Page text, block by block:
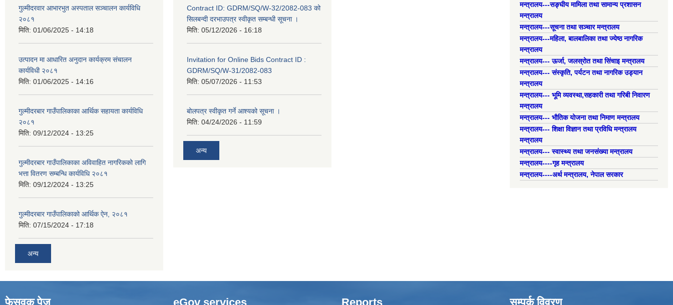
गुल्मीदरवार आभारभुत अस्पताल सञ्चालन कार्यविधि
२०८१
मिति: 01/06/2025 - 14:18
उत्पादन मा आधारित अनुदान कार्यक्रम संचालन
कार्यविधी २०८१
मिति: 01/06/2025 - 14:16
गुल्मीदरबार गाउँपालिकाका आर्थिक सहायता कार्यविधि
२०८१
मिति: 09/12/2024 - 13:25
गुल्मीदरबार गाउँपालिकाका अविवाहित नागरिकको लागि
भत्ता वितरण सम्बन्धि कार्यविधि २०८१
मिति: 09/12/2024 - 13:25
गुल्मीदरबार गाउँपालिकाको आर्थिक ऐन, २०८१
मिति: 07/15/2024 - 17:18
अन्य
Contract ID: GDRM/SQ/W-32/2082-083 को
सिलबन्दी दरभाउपत्र स्वीकृत सम्बन्धी सूचना ।
मिति: 05/12/2026 - 16:18
Invitation for Online Bids Contract ID :
GDRM/SQ/W-31/2082-083
मिति: 05/07/2026 - 11:53
बोलपत्र स्वीकृत गर्ने आश्यको सूचना ।
मिति: 04/24/2026 - 11:59
अन्य
मन्त्रालय---सङ्घीय मामिला तथा सामान्य प्रशासन
मन्त्रालय
मन्त्रालय---सूचना तथा सञ्चार मन्त्रालय
मन्त्रालय---महिला, बालबालिका तथा ज्येष्ठ नागरिक
मन्त्रालय
मन्त्रालय--- ऊर्जा, जलस्रोत तथा सिंचाइ मन्त्रालय
मन्त्रालय--- संस्कृति, पर्यटन तथा नागरिक उड्यान
मन्त्रालय
मन्त्रालय--- भूमि व्यवस्था,सहकारी तथा गरिबी निवारण
मन्त्रालय
मन्त्रालय--- भौतिक योजना तथा निमाण मन्त्रालय
मन्त्रालय--- शिक्षा विज्ञान तथा प्रविधि मन्त्रालय
मन्त्रालय
मन्त्रालय--- स्वास्थ्य तथा जनसंख्या मन्त्रालय
मन्त्रालय----गृह मन्त्रालय
मन्त्रालय----अर्थ मन्त्रालय, नेपाल सरकार
फेसवुक पेज eGov services Reports सम्पर्क विवरण